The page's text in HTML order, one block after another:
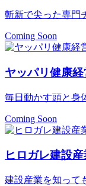
斬新で尖った専門
Coming Soon
ヤッパリ健康経
毎日動かす頭と身
Coming Soon
ヒロガレ建設
建設産業を知って